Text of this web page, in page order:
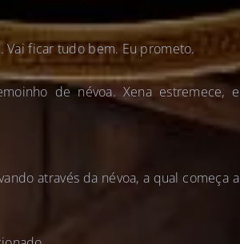
Vai ficar tudo bem. Eu prometo.
de névoa. Xena estremece, e
através da névoa, a qual começa a